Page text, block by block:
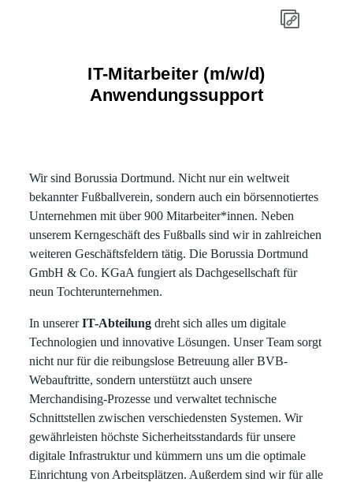
IT-Mitarbeiter (m/w/d)
Anwendungssupport
Wir sind Borussia Dortmund. Nicht nur ein weltweit
bekannter Fußballverein, sondern auch ein börsennotiertes
Unternehmen mit über 900 Mitarbeiter*innen. Neben
unserem Kerngeschäft des Fußballs sind wir in zahlreichen
weiteren Geschäftsfeldern tätig. Die Borussia Dortmund
GmbH & Co. KGaA fungiert als Dachgesellschaft für
neun Tochterunternehmen.
In unsererIT-Abteilung dreht sich alles um digitale
Technologien und innovative Lösungen. Unser Team sorgt
nicht nur für die reibungslose Betreuung aller BVB-
Webauftritte, sondern unterstützt auch unsere
Merchandising-Prozesse und verwaltet technische
Schnittstellen zwischen verschiedensten Systemen. Wir
gewährleisten höchste Sicherheitsstandards für unsere
digitale Infrastruktur und kümmern uns um die optimale
Einrichtung von Arbeitsplätzen. Außerdem sind wir für alle